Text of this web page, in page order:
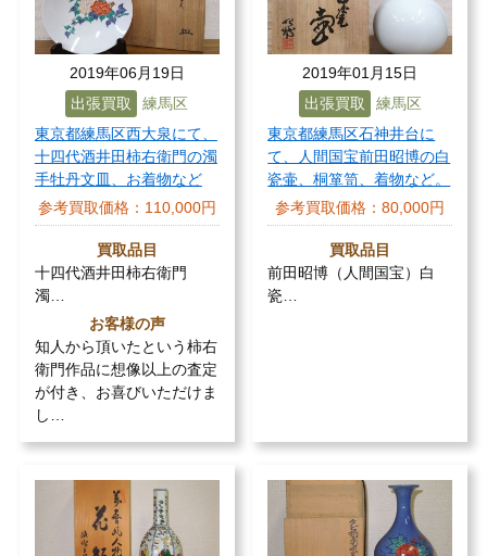
2019年06月19日
出張買取
練馬区
東京都練馬区西大泉にて、
十四代酒井田柿右衛門の濁
手牡丹文皿、お着物など
参考買取価格： 110,000円
買取品目
十四代酒井田柿右衛門
濁…
お客様の声
知人から頂いたという柿右
衛門作品に想像以上の査定
が付き、お喜びいただけま
し…
2019年01月15日
出張買取
練馬区
東京都練馬区石神井台に
て、人間国宝前田昭博の白
瓷壷、桐箪笥、着物など。
参考買取価格：80,000円
買取品目
前田昭博（人間国宝）白
瓷…